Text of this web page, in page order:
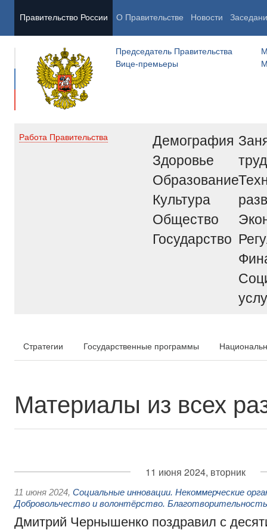
Правительство России О Правительстве Новости
Председатель Правительства
Вице-премьеры
Работа Правительства
Демография
Здоровье
Образование
Культура
Общество
Государство
труд
Стратегии Государственные программы
Материалы из всех
11 июня 2024, вторник
11 июня 2024, Социальные инновации. Некоммерческие
Добровольчество и волонтёрство. Благотворительность
Дмитрий Чернышенко поздравил с